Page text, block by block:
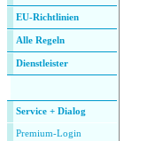
EU-Richtlinien
Alle Regeln
Dienstleister
Service + Dialog
Premium-Login